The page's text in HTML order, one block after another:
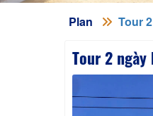
Plan Tour
Tour 2